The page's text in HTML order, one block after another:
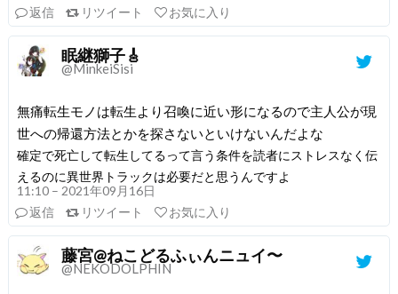
返信
リツイート お気に入り
眠継獅子🎸
@MinkeiSisi
無痛転生モノは転生より召喚に近い形になるので主人公が現
世への帰還方法とかを探さないといけないんだよな
確定で死亡して転生してるって言う条件を読者にストレスなく伝
えるのに異世界トラックは必要だと思うんですよ
11:10 – 2021年09月16日
返信
リツイート お気に入り
藤宮@ねこどるふぃんニュイ〜
@NEKODOLPHIN